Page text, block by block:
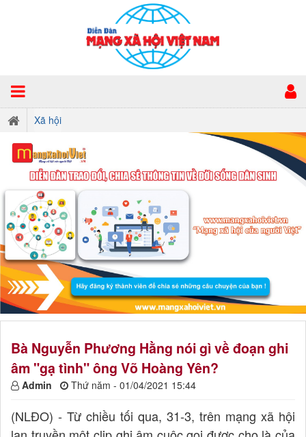
Xã hội
Bà Nguyễn Phương Hằng nói gì về đoạn ghi
âm "gạ tình" ông Võ Hoàng Yên?
Admin Thứ năm - 01/04/2021 15:44
(NLĐO) - Từ chiều tối qua, 31-3, trên mạng xã hội